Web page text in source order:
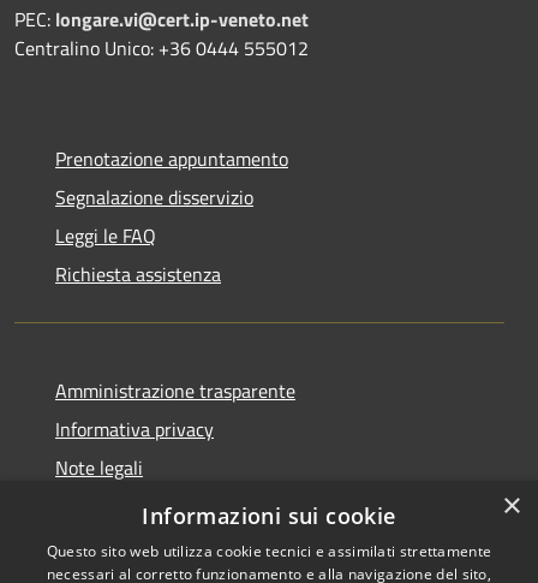
PEC: longare.vi@cert.ip-veneto.net
Centralino Unico: +36 0444 555012
Prenotazione appuntamento
Segnalazione disservizio
Leggi le FAQ
Richiesta assistenza
Amministrazione trasparente
Informativa privacy
Note legali
Dichiarazione di accessibilità
×
Informazioni sui cookie
Questo sito web utilizza cookie tecnici e assimilati strettamente
necessari al corretto funzionamento e alla navigazione del sito,